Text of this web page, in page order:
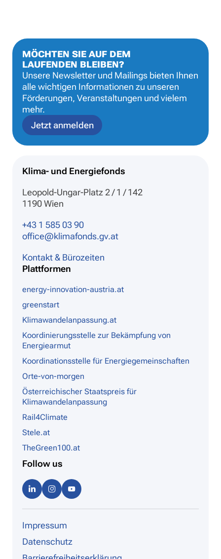
MÖCHTEN SIE AUF DEM
LAUFENDEN BLEIBEN?
Unsere Newsletter und Mailings bieten Ihnen
alle wichtigen Informationen zu unseren
Förderungen, Veranstaltungen und vielem
mehr.
Jetzt anmelden
Klima- und Energiefonds
Leopold-Ungar-Platz 2 / 1 / 142
1190 Wien
+43 1 585 03 90
office@klimafonds.gv.at
Kontakt & Bürozeiten
Plattformen
energy-innovation-austria.at
greenstart
Klimawandelanpassung.at
Koordinierungsstelle zur Bekämpfung von
Energiearmut
Koordinationsstelle für Energiegemeinschaften
Orte-von-morgen
Österreichischer Staatspreis für
Klimawandelanpassung
Rail4Climate
Stele.at
TheGreen100.at
Follow us
Linke
dIn
Instag
ram be
Impressum
Datenschutz